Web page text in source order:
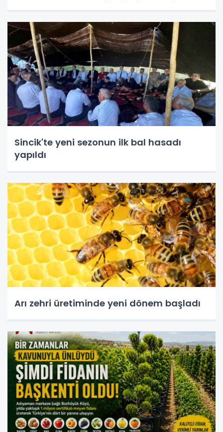
Sincik'te yeni sezonun ilk bal hasadı
yapıldı
Arı zehri üretiminde yeni dönem başladı